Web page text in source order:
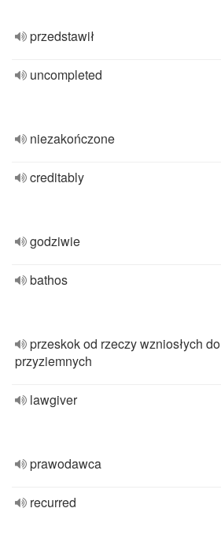
przedstawił
uncompleted
niezakończone
creditably
godziwie
bathos
przeskok od rzeczy wzniosłych do
przyziemnych
lawgiver
prawodawca
recurred